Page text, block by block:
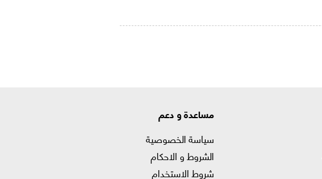
مساعدة و دعم
سياسة الخصوصية
الشروط و الاحكام
شروط الاستخدام